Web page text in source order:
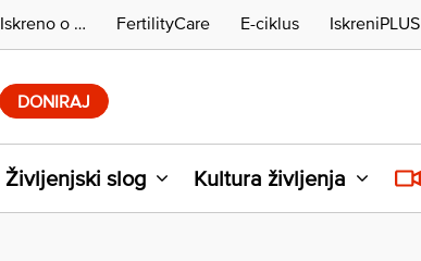
DONIRAJ
Življenjski slog Kultura življenja
Iskreno o … FertilityCare E-ciklus IskreniPLUS